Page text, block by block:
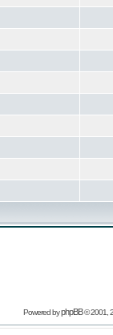
Powered byphpBB© 2001,